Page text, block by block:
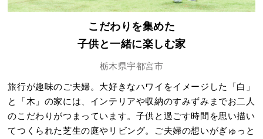
こだわりを集めた
子供と一緒に楽しむ家
栃木県宇都宮市
旅行が趣味のご夫婦。大好きなハワイをイメージした「白」
と「木」の家には、インテリアや収納のすみずみまでお二人
のこだわりがつまっています。子供と過ごす時間を思い描い
てつくられた芝生の庭やリビング。ご夫婦の想いがぎゅっと